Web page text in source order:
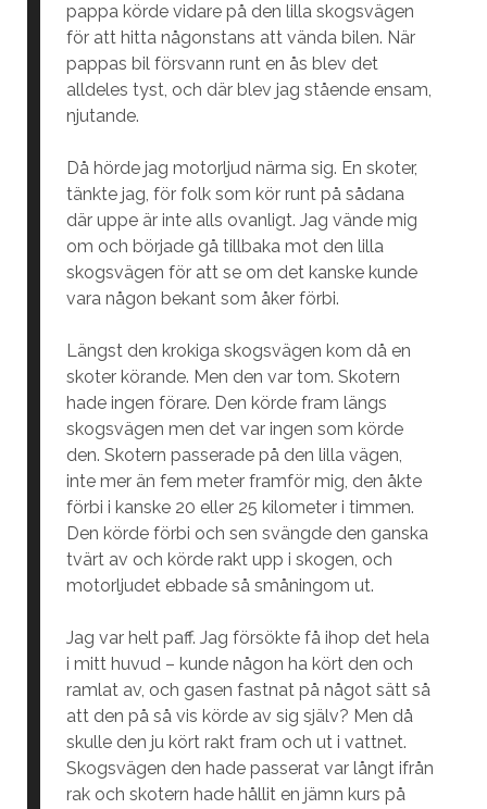
pappa körde vidare på den lilla skogsvägen
för att hitta någonstans att vända bilen. När
pappas bil försvann runt en ås blev det
alldeles tyst, och där blev jag stående ensam,
njutande.
Då hörde jag motorljud närma sig. En skoter,
tänkte jag, för folk som kör runt på sådana
där uppe är inte alls ovanligt. Jag vände mig
om och började gå tillbaka mot den lilla
skogsvägen för att se om det kanske kunde
vara någon bekant som åker förbi.
Längst den krokiga skogsvägen kom då en
skoter körande. Men den var tom. Skotern
hade ingen förare. Den körde fram längs
skogsvägen men det var ingen som körde
den. Skotern passerade på den lilla vägen,
inte mer än fem meter framför mig, den åkte
förbi i kanske 20 eller 25 kilometer i timmen.
Den körde förbi och sen svängde den ganska
tvärt av och körde rakt upp i skogen, och
motorljudet ebbade så småningom ut.
Jag var helt paff. Jag försökte få ihop det hela
i mitt huvud – kunde någon ha kört den och
ramlat av, och gasen fastnat på något sätt så
att den på så vis körde av sig själv? Men då
skulle den ju kört rakt fram och ut i vattnet.
Skogsvägen den hade passerat var långt ifrån
rak och skotern hade hållit en jämn kurs på